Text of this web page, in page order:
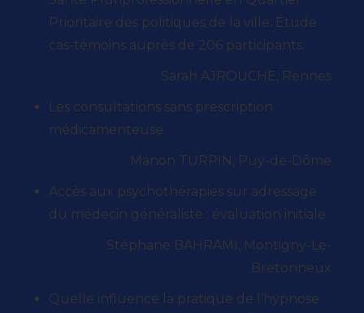
Prioritaire des politiques de la ville. Étude
cas-témoins auprès de 206 participants.
Sarah AJROUCHE, Rennes
Les consultations sans prescription
médicamenteuse.
Manon TURPIN, Puy-de-Dôme
Accès aux psychothérapies sur adressage
du médecin généraliste : évaluation initiale.
Stéphane BAHRAMI, Montigny-Le-
Bretonneux
Quelle influence la pratique de l’hypnose